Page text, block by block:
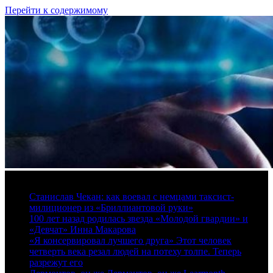
Перейти к содержимому
Станислав Чекан: как воевал с немцами таксист-
милиционер из «Бриллиантовой руки»
100 лет назад родилась звезда «Молодой гвардии» и
«Девчат» Инна Макарова
«Я консервировал лучшего друга» Этот человек
четверть века резал людей на потеху толпе. Теперь
разрежут его